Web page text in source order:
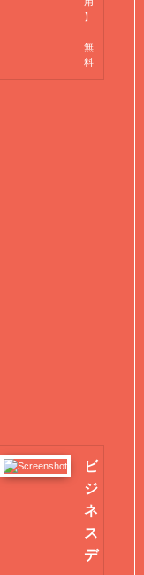
】
無
料
ビ
ジ
ネ
ス
デ